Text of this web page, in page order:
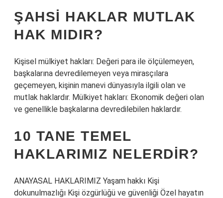
ŞAHSI HAKLAR MUTLAK
HAK MIDIR?
Kişisel mülkiyet hakları: Değeri para ile ölçülemeyen,
başkalarına devredilemeyen veya mirasçılara
geçemeyen, kişinin manevi dünyasıyla ilgili olan ve
mutlak haklardır. Mülkiyet hakları: Ekonomik değeri olan
ve genellikle başkalarına devredilebilen haklardır.
10 TANE TEMEL
HAKLARIMIZ NELERDIR?
ANAYASAL HAKLARIMIZ Yaşam hakkı Kişi
dokunulmazlığı Kişi özgürlüğü ve güvenliği Özel hayatın